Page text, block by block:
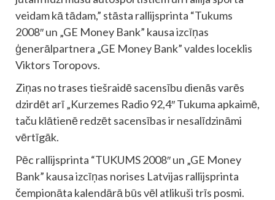
veidam kā tādam,” stāsta rallijsprinta “Tukums
2008″ un „GE Money Bank” kausa izcīņas
ģenerālpartnera „GE Money Bank” valdes loceklis
Viktors Toropovs.
Ziņas no trases tiešraidē sacensību dienās varēs
dzirdēt arī „Kurzemes Radio 92,4″ Tukuma apkaimē,
taču klātienē redzēt sacensības ir nesalīdzināmi
vērtīgāk.
Pēc rallijsprinta “TUKUMS 2008″ un „GE Money
Bank” kausa izcīņas norises Latvijas rallijsprinta
čempionāta kalendārā būs vēl atlikuši trīs posmi.